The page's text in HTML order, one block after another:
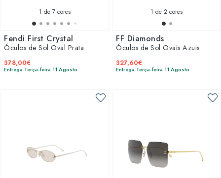
1 de 7 cores
Fendi First Crystal
Óculos de Sol Oval Prata
378,00€
Entrega Terça-feira 11 Agosto
1 de 2 cores
FF Diamonds
Óculos de Sol Ovais Azuis
327,60€
Entrega Terça-feira 11 Agosto